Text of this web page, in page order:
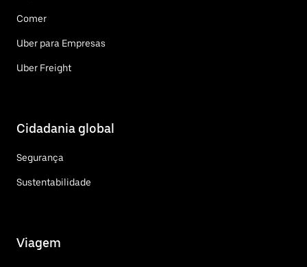
Comer
Uber para Empresas
Uber Freight
Cidadania global
Segurança
Sustentabilidade
Viagem